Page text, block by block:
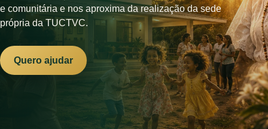
e comunitária e nos aproxima da realização da sede
própria da TUCTVC.
Quero ajudar